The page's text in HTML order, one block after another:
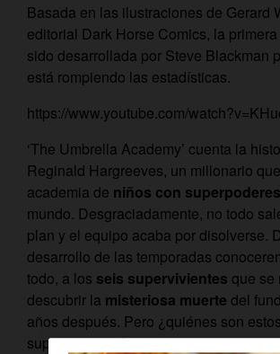
Basada en las ilustraciones de Gerard
editorial Dark Horse Comics, la
sido desarrollada por Steve Blackman
está rompiendo las estadísticas.
https://www.youtube.com/
‘The Umbrella Academy’ cuenta la
Reginald Hargreeves, un millonario
academia de niños con superpoderes
mundo. Desgraciadamente, no todo
plan y el equipo acaba por disolverse.
desarrollo de las temporadas
todo, a los seis supervivientes que se
descubrir la misteriosa muerte del
años después. Pero ¿quiénes son estos
supervivientes?